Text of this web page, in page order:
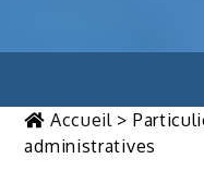
Accueil>
administratives